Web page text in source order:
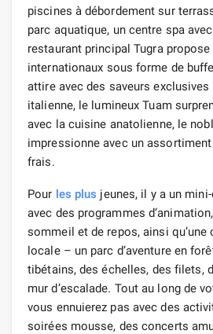
piscines à débordement sur
parc aquatique, un centre spa
restaurant principal Tugra
internationaux sous forme de
attire avec des saveurs
italienne, le lumineux Tuam
avec la cuisine anatolienne, le
impressionne avec un
frais.
Pour les plus jeunes, il y a un
avec des programmes
sommeil et de repos, ainsi
locale – un parc d’aventure en
tibétains, des échelles, des filets,
mur d’escalade. Tout au long de
vous ennuierez pas avec des
soirées mousse, des concerts